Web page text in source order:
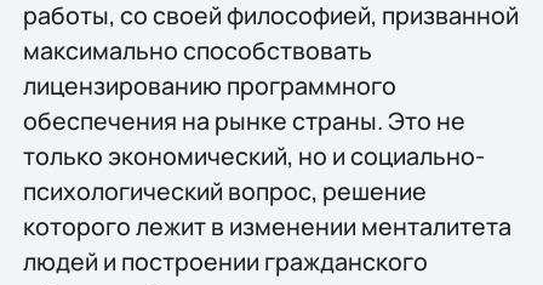
работы, со своей философией, призванной
максимально способствовать
лицензированию программного
обеспечения на рынке страны. Это не
только экономический, но и социально-
психологический вопрос, решение
которого лежит в изменении менталитета
людей и построении гражданского